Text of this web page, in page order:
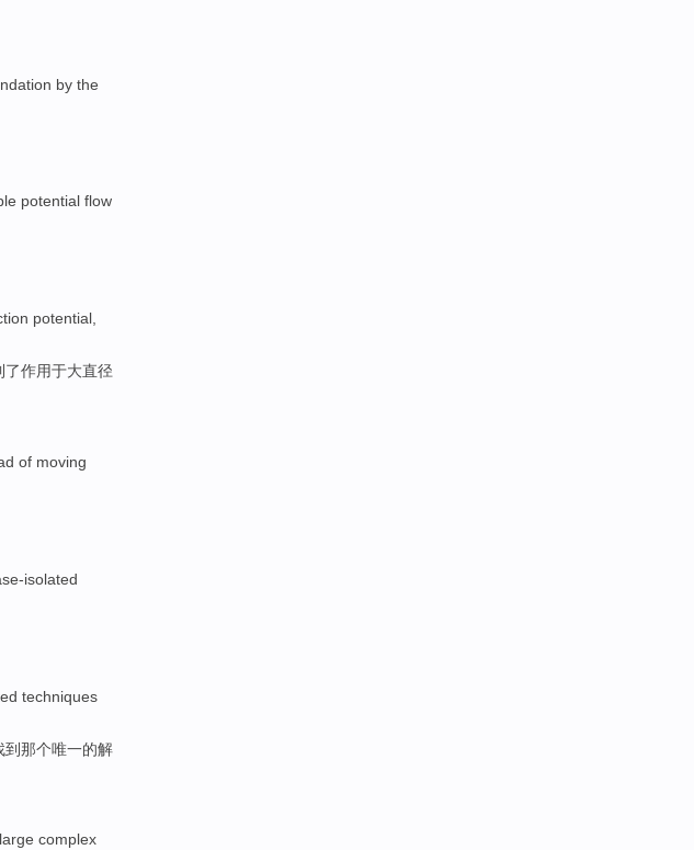
by the
potential flow
potential
了作用于大直径
of moving
isolated
techniques
到那个唯一的解
large complex